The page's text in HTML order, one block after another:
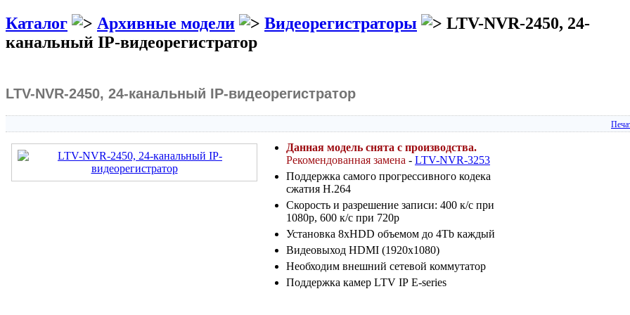
Каталог Архивные модели Видеорегистраторы
LTV-NVR-2450, 24-
канальный IP-видеорегистратор
LTV-NVR-2450, 24-канальный IP-видеорегистратор
Данная модель снята с производства.
Рекомендованная замена - LTV-NVR-3253
Поддержка самого прогрессивного кодека
сжатия H.264
Скорость и разрешение записи: 400 к/с при
1080p, 600 к/с при 720p
Установка 8хHDD объемом до 4Tb каждый
Видеовыход HDMI (1920x1080)
Необходим внешний сетевой коммутатор
Поддержка камер LTV IP E-series